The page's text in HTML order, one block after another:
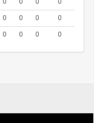
0 0 0
0
0 0 0 0